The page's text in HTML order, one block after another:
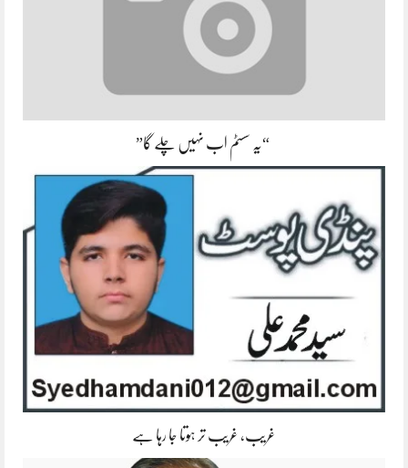
“یہ سسٹم اب نہیں چلے گا”
غریب، غریب تر ہوتا جا رہا ہے